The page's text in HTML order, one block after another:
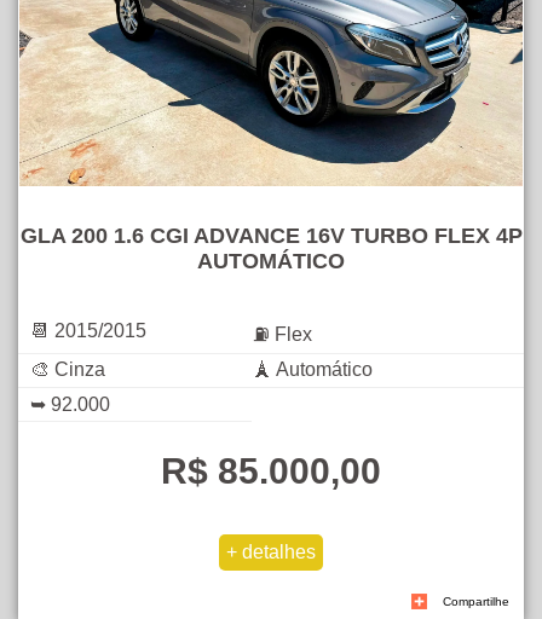
GLA 200 1.6 CGI ADVANCE 16V TURBO FLEX 4P
AUTOMÁTICO
📆 2015/2015
⛽ Flex
🎨 Cinza
🗼 Automático
➥ 92.000
R$ 85.000,00
Compartilhe